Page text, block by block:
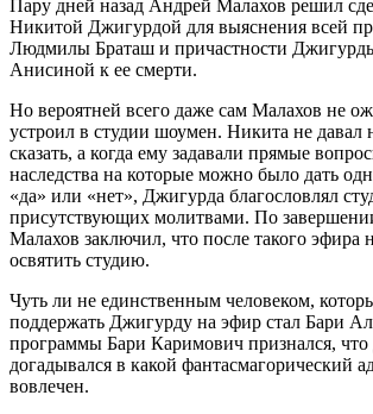
Пару дней назад Андрей Малахов решил
Никитой Джигурдой для выяснения всей
Людмилы Браташ и причастности
Анисиной к ее смерти.
Но вероятней всего даже сам Малахов не
устроил в студии шоумен. Никита не давал
сказать, а когда ему задавали прямые
наследства на которые можно было дать
«да» или «нет», Джигурда благословлял
присутствующих молитвами. По
Малахов заключил, что после такого эфира
освятить студию.
Чуть ли не единственным человеком,
поддержать Джигурду на эфир стал Бари
программы Бари Каримович признался, что
догадывался в какой фантасмагорический
вовлечен.